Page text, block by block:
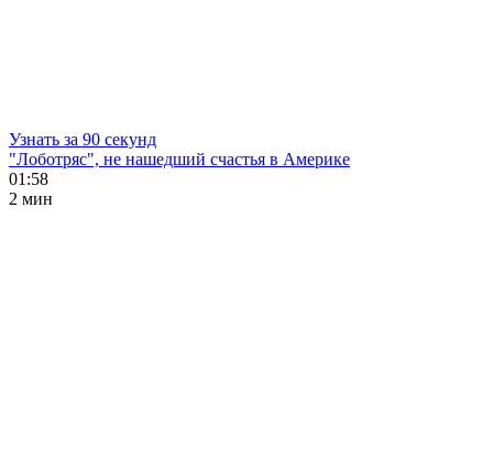
Узнать за 90 секунд
"Лоботряс", не нашедший счастья в Америке
01:58
2 мин